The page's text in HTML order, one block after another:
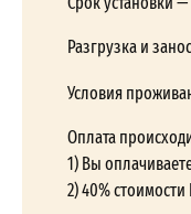
Разгрузка и
Условия
Оплата
1) Вы
2) 40%